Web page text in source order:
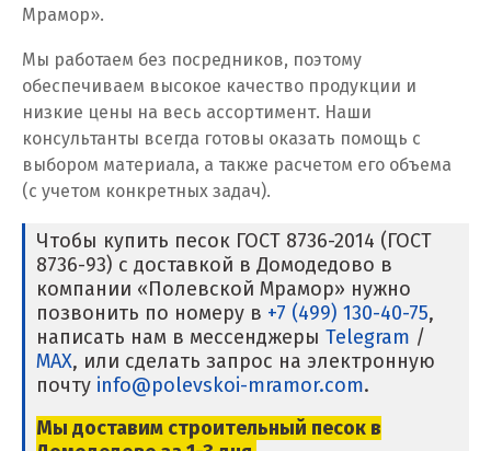
Л
Лангепас
Липецк
Лобня
Люберцы
М
Магнитогорск
Махачкала
Мрамор».
Мы работаем без посредников, поэтому
обеспечиваем высокое качество продукции и
низкие цены на весь ассортимент. Наши
консультанты всегда готовы оказать помощь с
выбором материала, а также расчетом его объема
(с учетом конкретных задач).
Чтобы купить песок ГОСТ 8736-2014 (ГОСТ
8736-93) с доставкой в Домодедово в
компании «Полевской Мрамор» нужно
позвонить по номеру в +7 (499) 130-40-75,
написать нам в мессенджеры Telegram /
MAX, или сделать запрос на электронную
почту info@polevskoi-mramor.com.
Мы доставим строительный песок в